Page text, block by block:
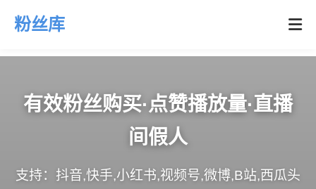
粉丝库
有效粉丝购买·点赞播放量·直播
间假人
支持：抖音,快手,小红书,视频号,微博,B站,西瓜头